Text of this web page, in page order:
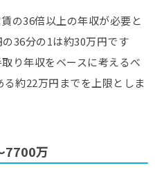
の36倍以上の年収が必要と
36分の1は約30万円です
り年収をベースに考えるべ
約22万円までを上限としま
7700万